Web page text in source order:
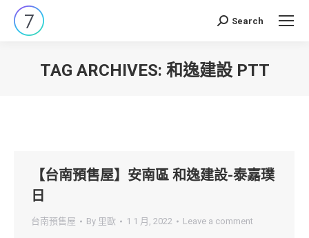
Search:
Search
TAG ARCHIVES: 和逸建設 PTT
【台南預售屋】安南區 和逸建設-泰嘉璞
日
台南預售屋 By 里歐 1 1 月, 2022 Leave a comment